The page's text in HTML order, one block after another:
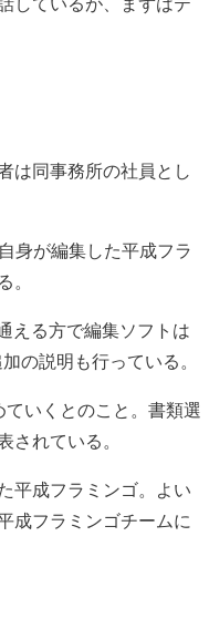
は同事務所の社員とし
身が編集した平成フラ
。
える方で編集ソフトは
の説明も行っている。
いくとのこと。書類選
されている。
平成フラミンゴ。よい
成フラミンゴチームに